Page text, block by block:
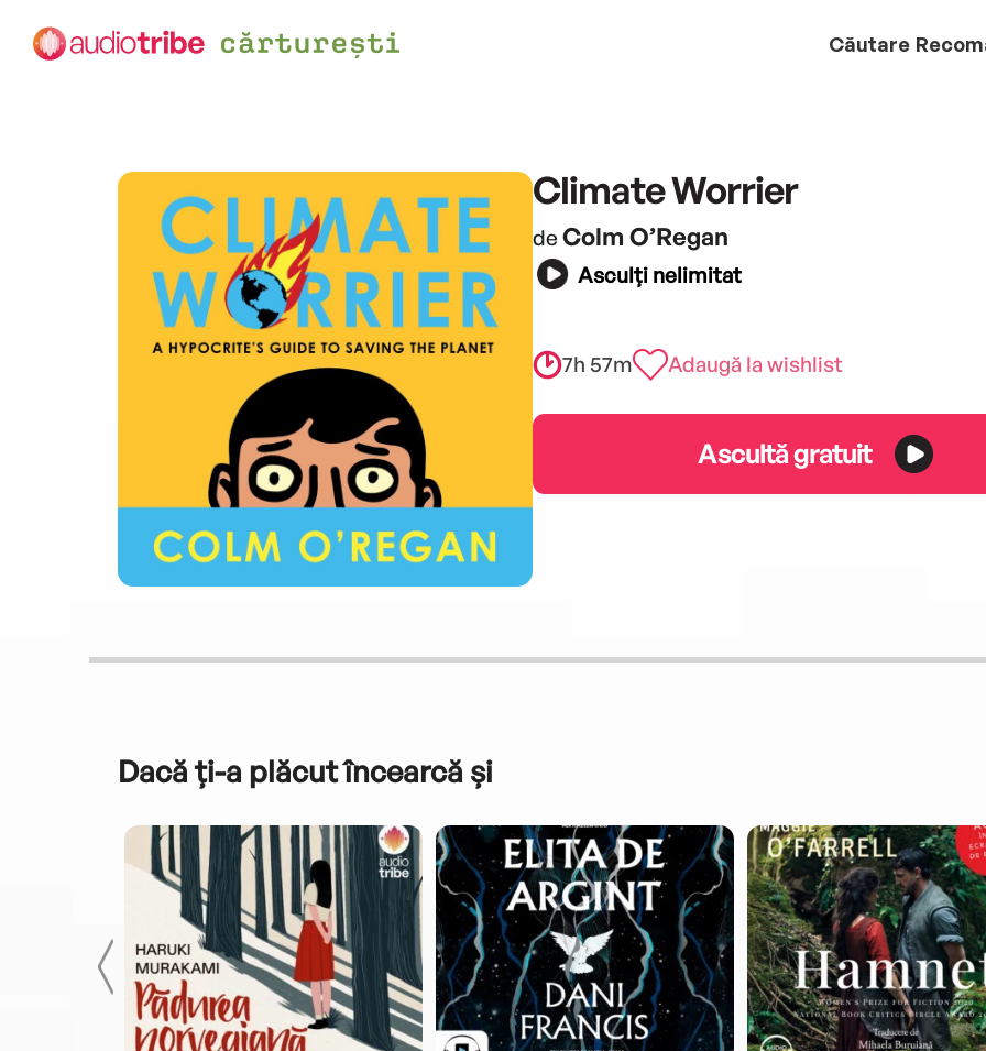
Căutare
Climate Worrier
de Colm O’Regan
Asculți nelimitat
7h 57m Adaugă la wishlist
Ascultă gratuit
Dacă ți-a plăcut încearcă și